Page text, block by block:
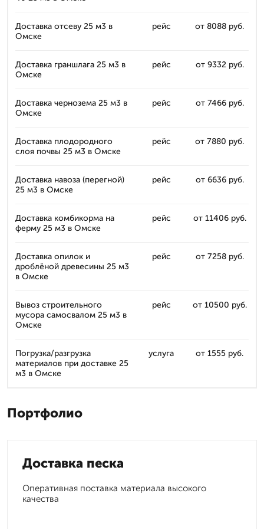
Доставка отсеву 25 м3 в
Омске
рейс от 8088 руб.
Доставка граншлага 25 м3 в
Омске
рейс от 9332 руб.
Доставка чернозема 25 м3 в
Омске
рейс от 7466 руб.
Доставка плодородного
слоя почвы 25 м3 в Омске
рейс от 7880 руб.
Доставка навоза (перегной)
25 м3 в Омске
рейс от 6636 руб.
Доставка комбикорма на
ферму 25 м3 в Омске
рейс от 11406 руб.
Доставка опилок и
дроблёной древесины 25 м3
в Омске
рейс от 7258 руб.
Вывоз строительного
мусора самосвалом 25 м3 в
Омске
рейс от 10500 руб.
Погрузка/разгрузка
материалов при доставке 25
м3 в Омске
услуга от 1555 руб.
Портфолио
Доставка песка
Оперативная поставка материала высокого
качества